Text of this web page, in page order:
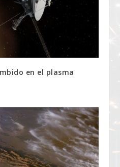
en el plasma